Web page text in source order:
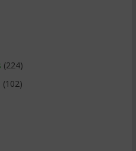
(224)
(102)